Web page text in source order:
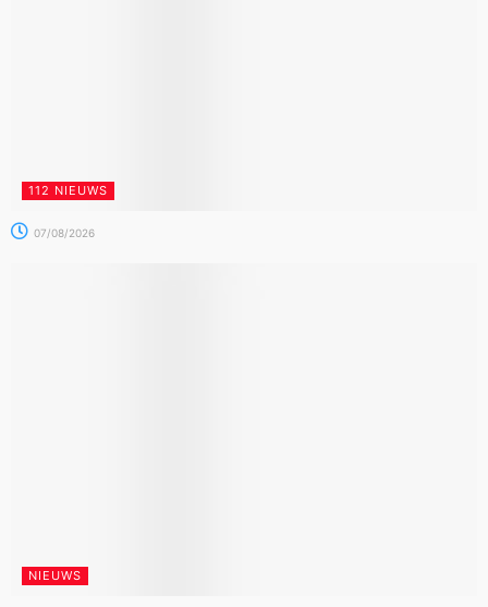
112 NIEUWS
07/08/2026
NIEUWS